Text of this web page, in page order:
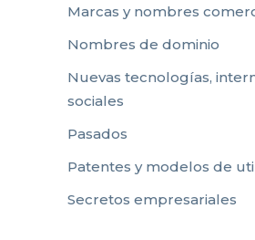
Marcas y nombres
Nombres de dominio
Nuevas tecnologías,
sociales
Pasados
Patentes y modelos de
Secretos empresariales